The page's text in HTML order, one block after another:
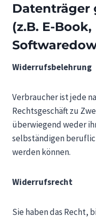
Datenträger
(z.B. E-Book,
Widerrufsbelehrung
Verbraucher ist jede
Rechtsgeschäft zu
überwiegend weder
selbständigen
werden können.
Widerrufsrecht
Sie haben das Recht,